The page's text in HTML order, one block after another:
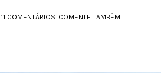
11 COMENTÁRIOS. COMENTE TAMBÉM!